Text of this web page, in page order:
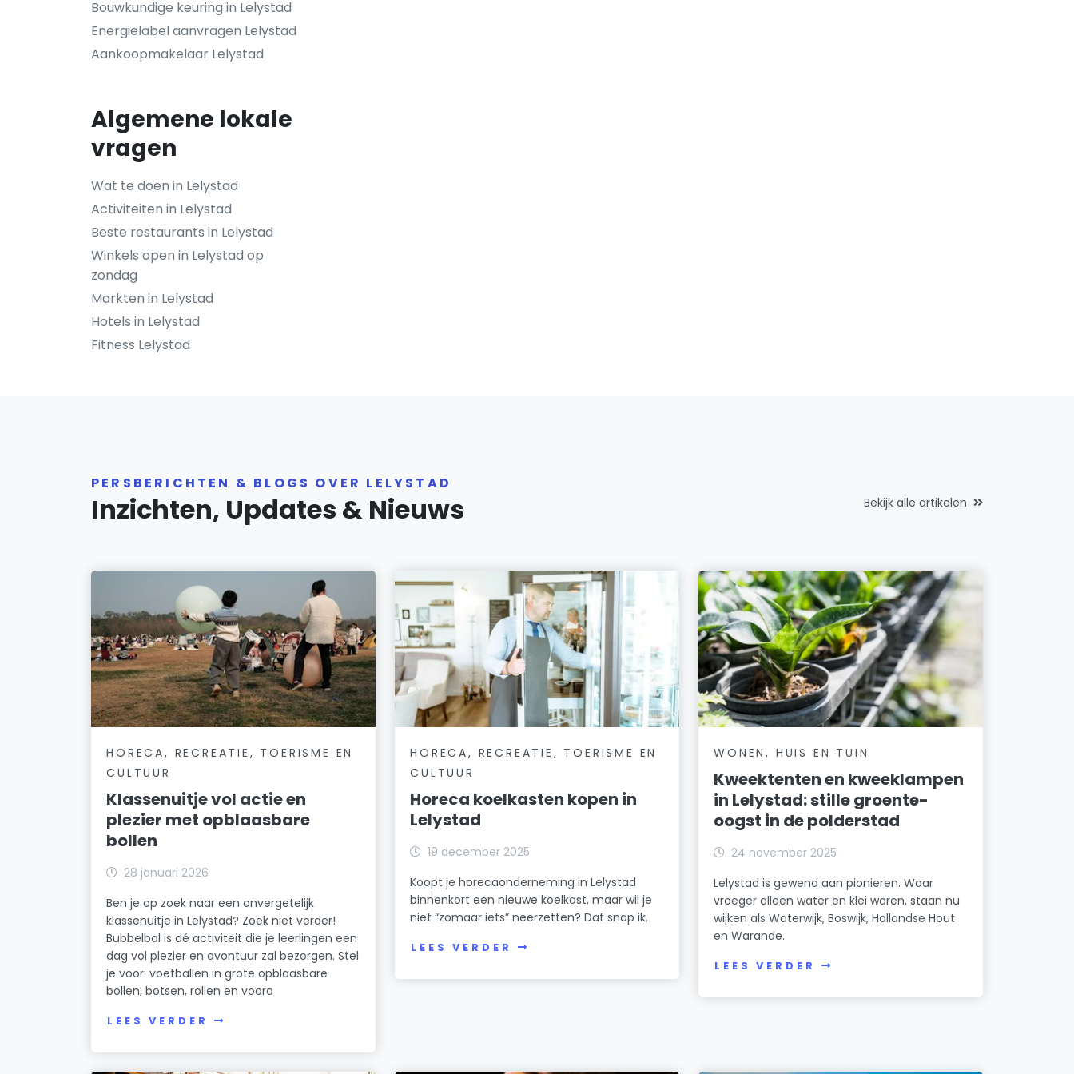
Bouwkundige keuring in Lelystad
Energielabel aanvragen Lelystad
Aankoopmakelaar Lelystad
Algemene lokale
vragen
Wat te doen in Lelystad
Activiteiten in Lelystad
Beste restaurants in Lelystad
Winkels open in Lelystad op
zondag
Markten in Lelystad
Hotels in Lelystad
Fitness Lelystad
PERSBERICHTEN & BLOGS OVER LELYSTAD
Inzichten, Updates & Nieuws Bekijk alle artikelen
HORECA, RECREATIE, TOERISME EN
CULTUUR
Klassenuitje vol actie en
plezier met opblaasbare
bollen
28 januari 2026
Ben je op zoek naar een onvergetelijk
klassenuitje in Lelystad? Zoek niet verder!
Bubbelbal is dé activiteit die je leerlingen een
dag vol plezier en avontuur zal bezorgen. Stel
je voor: voetballen in grote opblaasbare
bollen, botsen, rollen en voora
LEES VERDER
HORECA, RECREATIE, TOERISME EN
CULTUUR
Horeca koelkasten kopen in
Lelystad
19 december 2025
Koopt je horecaonderneming in Lelystad
binnenkort een nieuwe koelkast, maar wil je
niet “zomaar iets” neerzetten? Dat snap ik.
LEES VERDER
WONEN, HUIS EN TUIN
Kweektenten en kweeklampen
in Lelystad: stille groente-
oogst in de polderstad
24 november 2025
Lelystad is gewend aan pionieren. Waar
vroeger alleen water en klei waren, staan nu
wijken als Waterwijk, Boswijk, Hollandse Hout
en Warande.
LEES VERDER